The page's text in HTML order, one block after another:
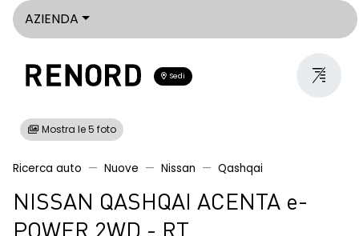
AZIENDA
Sedi
Mostra le 5 foto
Ricerca auto Nuove Nissan Qashqai
NISSAN QASHQAI ACENTA e-